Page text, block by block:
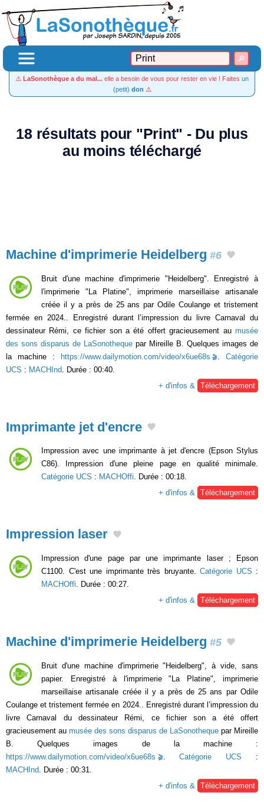
⚠️ LaSonothèque a du mal... elle a besoin de vous pour rester en vie ! Faites un
(petit) don ⚠️
18 résultats pour "Print" - Du plus
au moins téléchargé
Machine d'imprimerie Heidelberg #6
Bruit d'une machine d'imprimerie "Heidelberg". Enregistré à
l'imprimerie "La Platine", imprimerie marseillaise artisanale
créée il y a près de 25 ans par Odile Coulange et tristement
fermée en 2024.. Enregistré durant l’impression du livre Carnaval du
dessinateur Rémi, ce fichier son a été offert gracieusement au musée
des sons disparus de LaSonotheque par Mireille B. Quelques images de
la machine : https://www.dailymotion.com/video/x6ue68s
Catégorie
UCS : MACHInd . Durée : 00:40.
+ d'infos &
Téléchargement
Imprimante jet d'encre
Impression avec une imprimante à jet d'encre (Epson Stylus
C86). Impression d'une pleine page en qualité minimale.
Catégorie UCS : MACHOffi. Durée : 00:18.
+ d'infos & Téléchargement
Impression laser
Impression d'une page par une imprimante laser ; Epson
C1100. C'est une imprimante très bruyante. Catégorie UCS :
MACHOffi . Durée : 00:27.
+ d'infos &
Téléchargement
Machine d'imprimerie Heidelberg #5
Bruit d'une machine d'imprimerie "Heidelberg", à vide, sans
papier. Enregistré à l'imprimerie "La Platine", imprimerie
marseillaise artisanale créée il y a près de 25 ans par Odile
Coulange et tristement fermée en 2024.. Enregistré durant l’impression du
livre Carnaval du dessinateur Rémi, ce fichier son a été offert
gracieusement au musée des sons disparus de LaSonotheque par Mireille
B. Quelques images de la machine :
https://www.dailymotion.com/video/x6ue68s
.Catégorie UCS :
MACHInd . Durée : 00:31.
+ d'infos &
Téléchargement